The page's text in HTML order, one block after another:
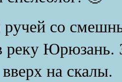
ручей со
Юрюзань.
на скалы.